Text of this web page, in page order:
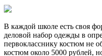
В каждой школе есть своя
деловой набор одежды в
первокласснику костюм не
костюм около 5000 рублей,